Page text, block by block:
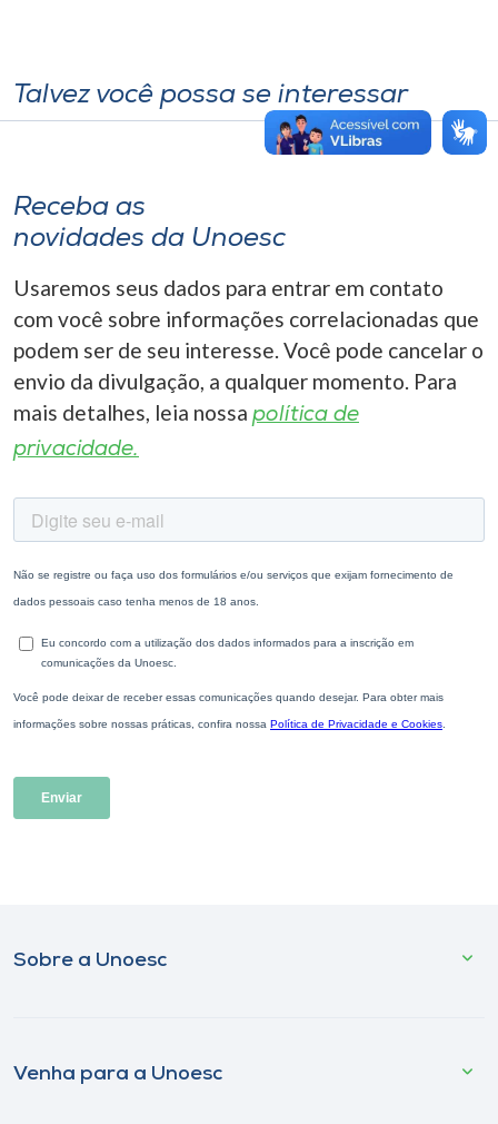
Talvez você possa se interessar
Receba as
novidades da Unoesc
Usaremos seus dados para entrar em contato
com você sobre informações correlacionadas que
podem ser de seu interesse. Você pode cancelar o
envio da divulgação, a qualquer momento. Para
mais detalhes, leia nossa política de
privacidade.
Sobre a Unoesc
Venha para a Unoesc